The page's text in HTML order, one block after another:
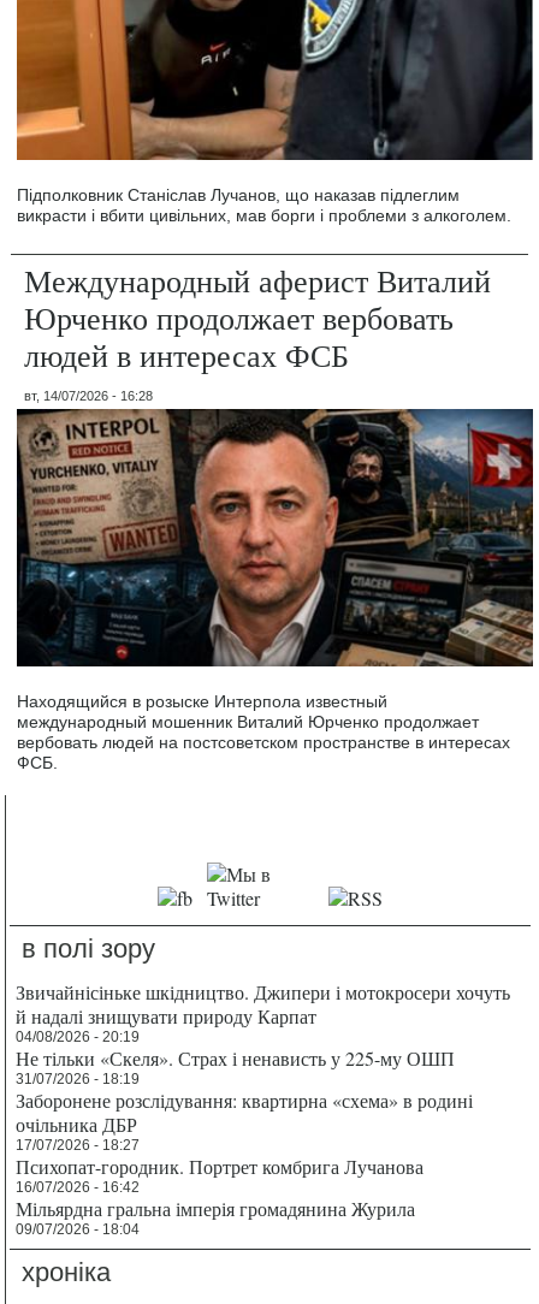
Підполковник Станіслав Лучанов, що наказав підлеглим
викрасти і вбити цивільних, мав борги і проблеми з алкоголем.
Международный аферист Виталий
Юрченко продолжает вербовать
людей в интересах ФСБ
вт, 14/07/2026 - 16:28
Находящийся в розыске Интерпола известный
международный мошенник Виталий Юрченко продолжает
вербовать людей на постсоветском пространстве в интересах
ФСБ.
в полі зору
Звичайнісіньке шкідництво. Джипери і мотокросери хочуть
й надалі знищувати природу Карпат
04/08/2026 - 20:19
Не тільки «Скеля». Страх і ненависть у 225-му ОШП
31/07/2026 - 18:19
Заборонене розслідування: квартирна «схема» в родині
очільника ДБР
17/07/2026 - 18:27
Психопат-городник. Портрет комбрига Лучанова
16/07/2026 - 16:42
Мільярдна гральна імперія громадянина Журила
09/07/2026 - 18:04
хроніка